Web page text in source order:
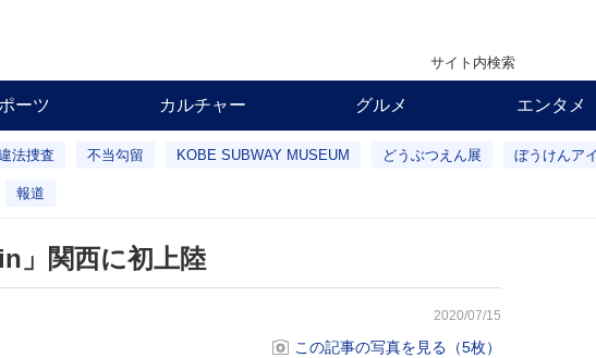
サイト内検索
ーツ カルチャー グルメ エンタメ
法捜査 不当勾留 KOBE SUBWAY MUSEUM どうぶつえん展 ぼうけんア
報道
」関西に初上陸
2020/07/15
この記事の写真を見る（5枚）